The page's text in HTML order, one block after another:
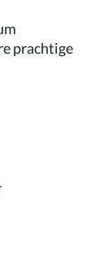
prachtige